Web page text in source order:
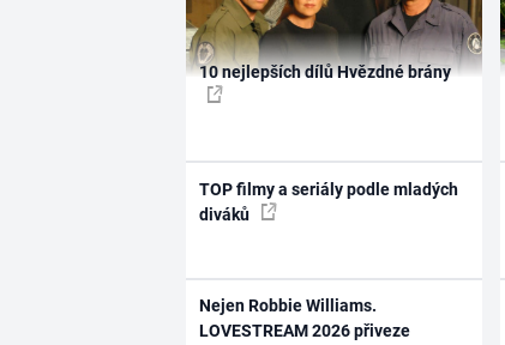
10 nejlepších dílů Hvězdné brány
TOP filmy a seriály podle mladých
diváků
Nejen Robbie Williams.
LOVESTREAM 2026 přiveze